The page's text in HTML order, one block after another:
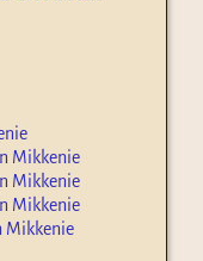
Mikkenie
Mikkenie
Mikkenie
Mikkenie